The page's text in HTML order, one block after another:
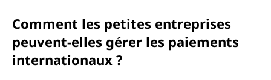
Comment les petites entreprises
peuvent-elles gérer les paiements
internationaux ?